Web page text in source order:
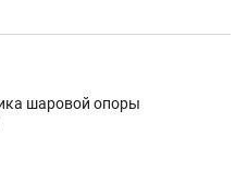
шаровой опоры